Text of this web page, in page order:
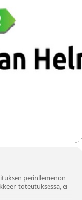
perinllemenon
toteutuksessa, ei